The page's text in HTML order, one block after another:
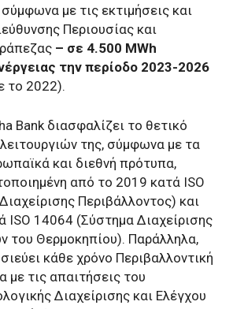
με τις εκτιμήσεις και
Περιουσίας και
– σε 4.500 MWh
την περίοδο 2023-2026
το 2022).
Bank διασφαλίζει το θετικό
της, σύμφωνα με τα
και διεθνή πρότυπα,
από το 2019 κατά ISO
Περιβάλλοντος) και
ISO 14064 (Σύστημα Διαχείρισης
του Θερμοκηπίου). Παράλληλα,
κάθε χρόνο Περιβαλλοντική
τις απαιτήσεις του
Διαχείρισης και Ελέγχου